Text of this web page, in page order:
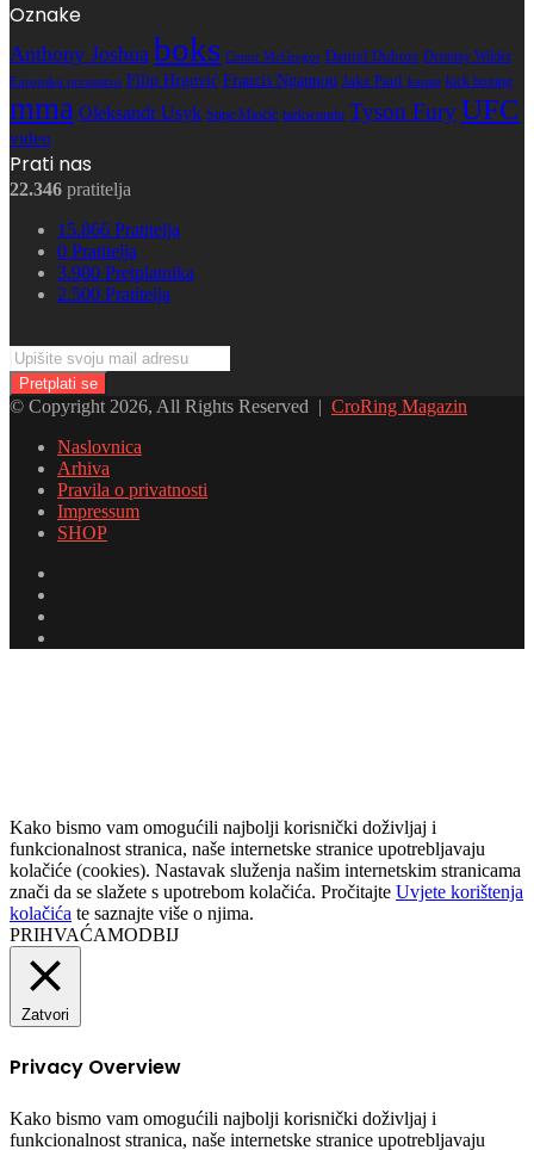
Oznake
Anthony Joshua boks Conor McGregor Daniel Dubois Deontay Wilder
Europsko prvenstvo Filip Hrgović Francis Ngannou Jake Paul karate kick boxing
mma Oleksandr Usyk Stipe Miočić taekwondo Tyson FuryUFC
video
Prati nas
22.346 pratitelja
15.866 Pratitelja
0 Pratitelja
3.980 Pretplatnika
2.500 Pratitelja
Upišite
svoju
mail
adresu
© Copyright 2026, All Rights Reserved | CroRing Magazin
Naslovnica
Arhiva
Pravila o privatnosti
Impressum
SHOP
Kako bismo vam omogućili najbolji korisnički doživljaj i
funkcionalnost stranica, naše internetske stranice upotrebljavaju
kolačiće (cookies). Nastavak služenja našim internetskim stranicama
znači da se slažete s upotrebom kolačića. Pročitajte Uvjete korištenja
kolačića te saznajte više o njima.
PRIHVAĆAMODBIJ
Zatvori
Privacy Overview
Kako bismo vam omogućili najbolji korisnički doživljaj i
funkcionalnost stranica, naše internetske stranice upotrebljavaju